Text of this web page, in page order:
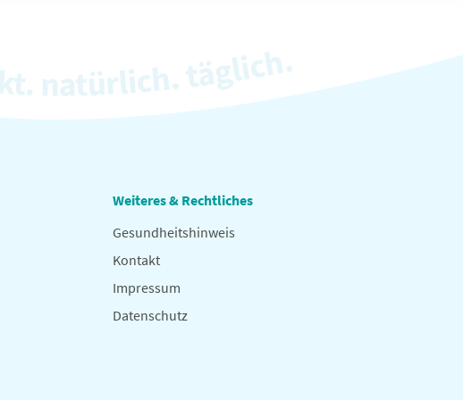
Weiteres & Rechtliches
Gesundheitshinweis
Kontakt
Impressum
Datenschutz